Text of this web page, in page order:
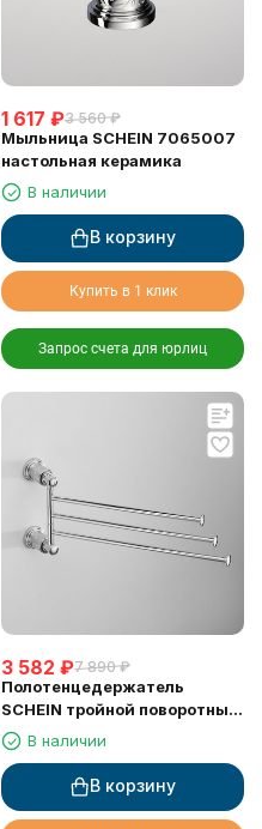
1 617 ₽3 560 ₽
Мыльница SCHEIN 7065007
настольная керамика
В наличии
В корзину
Купить в 1 клик
Запрос счета для юрлиц
3 582 ₽7 890 ₽
Полотенцедержатель
SCHEIN тройной поворотный
(7065052)
В наличии
В корзину